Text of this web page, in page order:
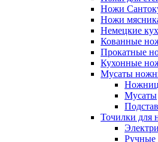
Ножи
Ножи
Немецкие
Кованные
Прокатные
Кухонные
Мусаты
Мусаты
Точилки для
Ручные